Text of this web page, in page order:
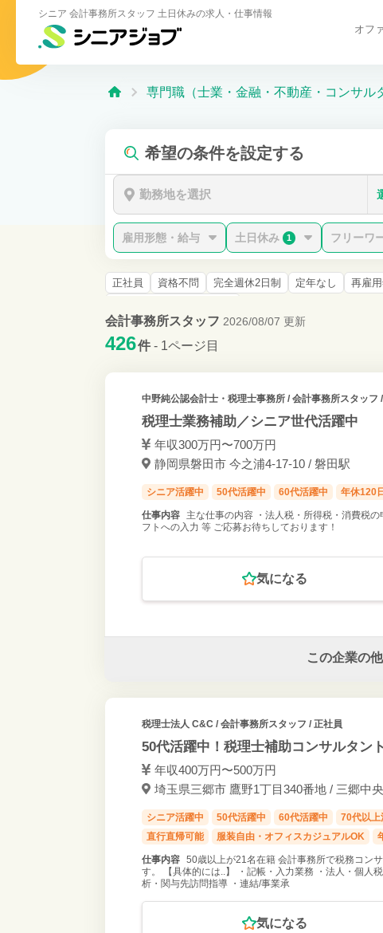
シニア 会計事務所スタッフ 土日休みの求人・仕事情報
オフ
専門職（士業・金融・不動産・コンサル
希望の条件を設定する
勤務地を選択
雇用形態・給与 土日休み 1 フリーワ
正社員 資格不問 完全週休2日制 定年なし 再雇
会計事務所スタッフ 2026/08/07 更新
426件 - 1ページ目
中野純公認会計士・税理士事務所/ 会計事務所スタッフ
税理士業務補助／シニア世代活躍中
年収300万円〜700万円
静岡県磐田市 今之浦4-17-10 / 磐田駅
シニア活躍中 50代活躍中 60代活躍中 年休120
仕事内容
主な仕事の内容 ・法人税・所得税・消費税
フトへの入力 等 ご応募お待ちしております！
気になる
この企業の
税理士法人 C&C / 会計事務所スタッフ / 正社員
50代活躍中！税理士補助コンサルタン
年収400万円〜500万円
埼玉県三郷市 鷹野1丁目340番地 / 三郷中
シニア活躍中 50代活躍中 60代活躍中 70代以上
直行直帰可能
服装自由・オフィスカジュアルOK
仕事内容
50歳以上が21名在籍 会計事務所で税務コン
す。 【具体的には..】 ・記帳・入力業務 ・法人・個人
析・関与先訪問指導 ・連結/事業承
気になる